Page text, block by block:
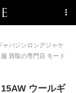
ャバジンロングジャケ
買取の専門店 モード
ウールギ